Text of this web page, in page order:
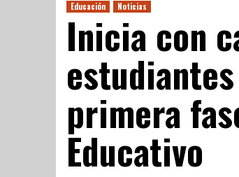
Educación Noticias
Inicia con
primera
Educativo